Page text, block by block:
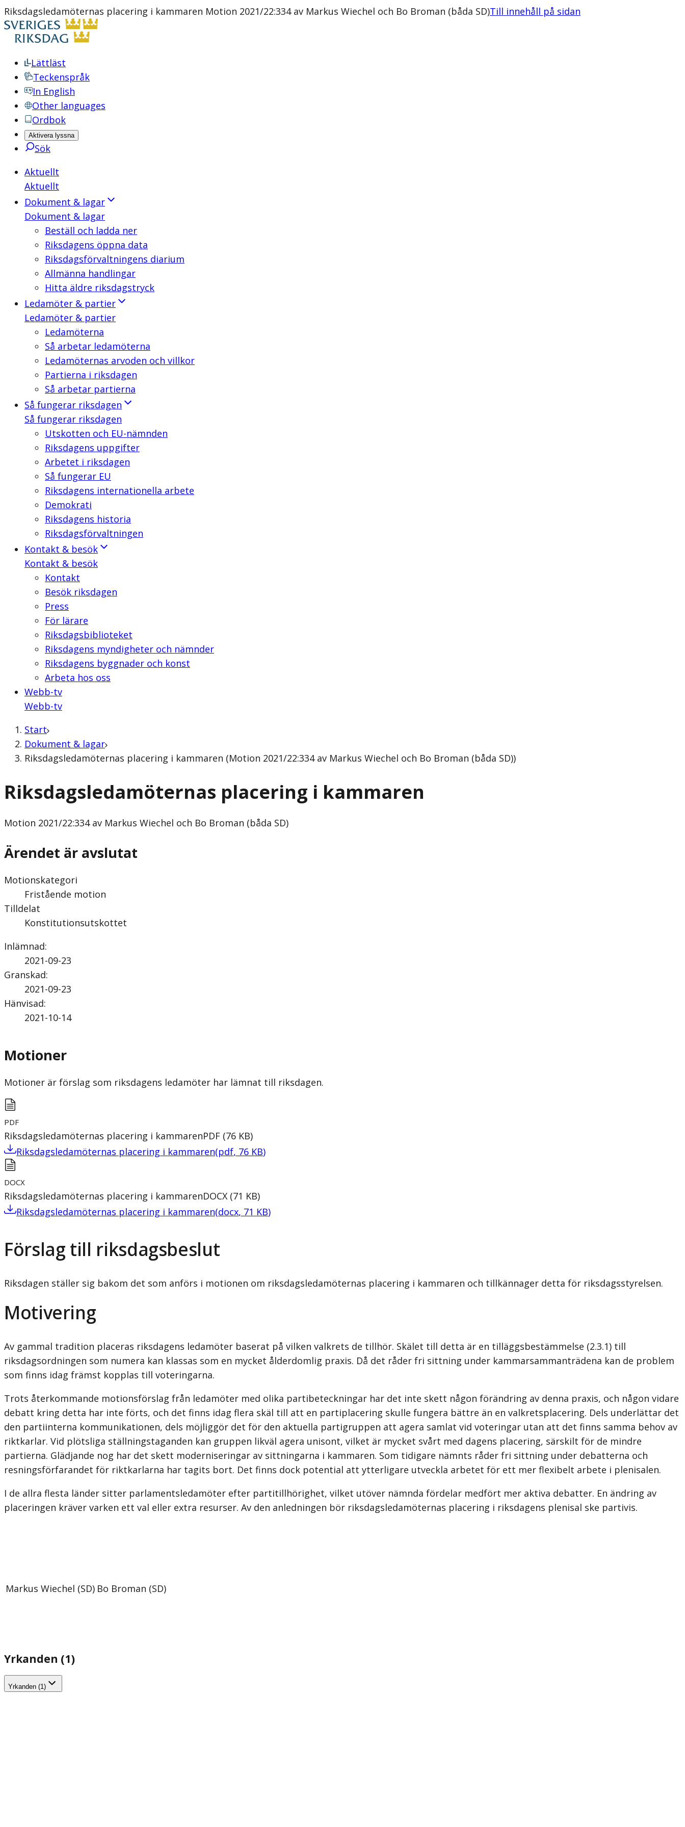
Riksdagsledamöternas placering i kammaren Motion 2021/22:334 av Markus Wiechel och Bo Broman (båda SD)Till innehåll på sidan
Lättläst
Teckenspråk
In English
Other languages
Ordbok
Aktivera lyssna
Sök
Aktuellt
Aktuellt
Dokument & lagar
Dokument & lagar
Beställ och ladda ner
Riksdagens öppna data
Riksdagsförvaltningens diarium
Allmänna handlingar
Hitta äldre riksdagstryck
Ledamöter & partier
Ledamöter & partier
Ledamöterna
Så arbetar ledamöterna
Ledamöternas arvoden och villkor
Partierna i riksdagen
Så arbetar partierna
Så fungerar riksdagen
Så fungerar riksdagen
Utskotten och EU-nämnden
Riksdagens uppgifter
Arbetet i riksdagen
Så fungerar EU
Riksdagens internationella arbete
Demokrati
Riksdagens historia
Riksdagsförvaltningen
Kontakt & besök
Kontakt & besök
Kontakt
Besök riksdagen
Press
För lärare
Riksdagsbiblioteket
Riksdagens myndigheter och nämnder
Riksdagens byggnader och konst
Arbeta hos oss
Webb-tv
Webb-tv
Start
Dokument & lagar
Riksdagsledamöternas placering i kammaren (Motion 2021/22:334 av Markus Wiechel och Bo Broman (båda SD))
Riksdagsledamöternas placering i kammaren
Motion 2021/22:334 av Markus Wiechel och Bo Broman (båda SD)
Ärendet är avslutat
Motionskategori
Fristående motion
Tilldelat
Konstitutionsutskottet
Inlämnad:
2021-09-23
Granskad:
2021-09-23
Hänvisad:
2021-10-14
Motioner
Motioner är förslag som riksdagens ledamöter har lämnat till riksdagen.
PDF
Riksdagsledamöternas placering i kammarenPDF (76 KB)
Riksdagsledamöternas placering i kammaren(pdf, 76 KB)
DOCX
Riksdagsledamöternas placering i kammarenDOCX (71 KB)
Riksdagsledamöternas placering i kammaren(docx, 71 KB)
Förslag till riksdagsbeslut
Riksdagen ställer sig bakom det som anförs i motionen om riksdagsledamöternas placering i kammaren och tillkännager detta för riksdagsstyrelsen.
Motivering
Av gammal tradition placeras riksdagens ledamöter baserat på vilken valkrets de tillhör. Skälet till detta är en tilläggsbestämmelse (2.3.1) till
riksdagsordningen som numera kan klassas som en mycket ålderdomlig praxis. Då det råder fri sittning under kammarsam­manträdena kan de problem
som finns idag främst kopplas till voteringarna.
Trots återkommande motionsförslag från ledamöter med olika partibeteckningar har det inte skett någon förändring av denna praxis, och någon vidare
debatt kring detta har inte förts, och det finns idag flera skäl till att en partiplacering skulle fungera bättre än en valkretsplacering. Dels underlättar det
den partiinterna kommunikationen, dels möj­liggör det för den aktuella partigruppen att agera samlat vid voteringar utan att det finns samma behov av
riktkarlar. Vid plötsliga ställningstaganden kan gruppen likväl agera unisont, vilket är mycket svårt med dagens placering, särskilt för de mindre
partierna. Glädjande nog har det skett moderniseringar av sittningarna i kammaren. Som tidigare nämnts råder fri sittning under debatterna och
resningsförfarandet för riktkarlarna har tagits bort. Det finns dock potential att ytterligare utveckla arbetet för ett mer flexibelt arbete i plenisalen.
I de allra flesta länder sitter parlamentsledamöter efter partitillhörighet, vilket utöver nämnda fördelar medfört mer aktiva debatter. En ändring av
placeringen kräver varken ett val eller extra resurser. Av den anledningen bör riksdagsledamöternas placering i riksdagens plenisal ske partivis.
Markus Wiechel (SD) Bo Broman (SD)
Yrkanden (1)
Yrkanden (1)